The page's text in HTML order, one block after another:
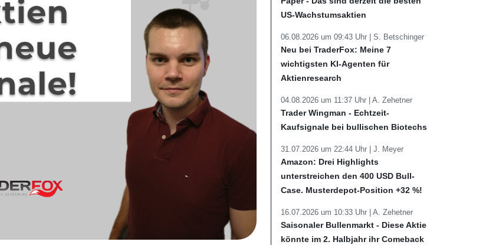
US-Wachstumsaktien
06.08.2026 um 09:43 Uhr | S. Betschinger
Neu bei TraderFox: Meine 7
wichtigsten KI-Agenten für
Aktienresearch
04.08.2026 um 11:37 Uhr | A. Zehetner
Trader Wingman - Echtzeit-
Kaufsignale bei bullischen Biotechs
31.07.2026 um 22:44 Uhr | J. Meyer
Amazon: Drei Highlights
unterstreichen den 400 USD Bull-
Case. Musterdepot-Position +32 %!
16.07.2026 um 10:33 Uhr | A. Zehetner
Saisonaler Bullenmarkt - Diese Aktie
könnte im 2. Halbjahr ihr Comeback